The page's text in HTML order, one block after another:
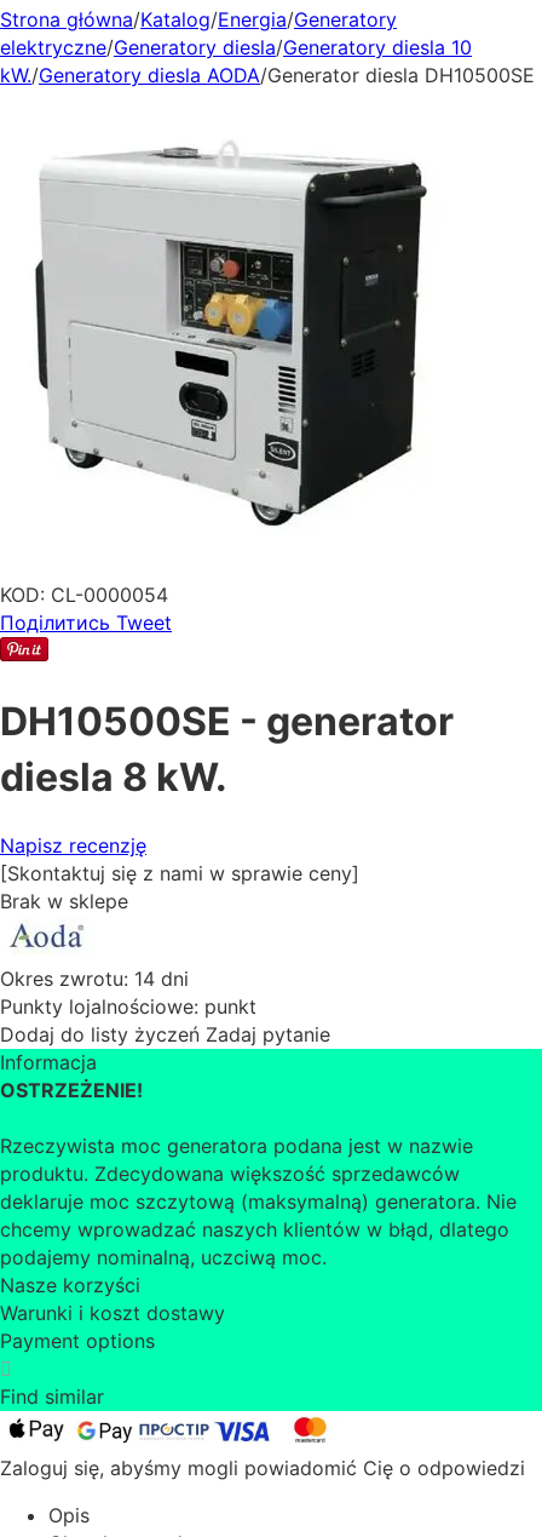
Strona główna/Katalog/Energia/Generatory
elektryczne/Generatory diesla/Generatory diesla 10
kW./Generatory diesla AODA/Generator diesla DH10500SE
KOD: CL-0000054
Поділитись Tweet
DH10500SE - generator
diesla 8 kW.
Napisz recenzję
[Skontaktuj się z nami w sprawie ceny]
Brak w sklepe
Okres zwrotu: 14 dni
Punkty lojalnościowe: punkt
Dodaj do listy życzeń Zadaj pytanie
Informacja
OSTRZEŻENIE!
Rzeczywista moc generatora podana jest w nazwie
produktu. Zdecydowana większość sprzedawców
deklaruje moc szczytową (maksymalną) generatora. Nie
chcemy wprowadzać naszych klientów w błąd, dlatego
podajemy nominalną, uczciwą moc.
Nasze korzyści
Warunki i koszt dostawy
Payment options
Find similar
Zaloguj się, abyśmy mogli powiadomić Cię o odpowiedzi
Opis